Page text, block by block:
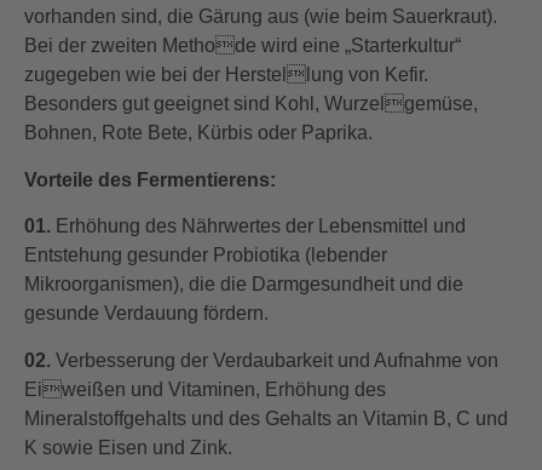
vorhanden sind, die Gärung aus (wie beim Sauerkraut).
Bei der zweiten Methode wird eine „Starterkultur“
zugegeben wie bei der Herstellung von Kefir.
Besonders gut geeignet sind Kohl, Wurzelgemüse,
Bohnen, Rote Bete, Kürbis oder Paprika.
Vorteile des Fermentierens:
01. Erhöhung des Nährwertes der Lebensmittel und
Entstehung gesunder Probiotika (lebender
Mikroorganismen), die die Darmgesundheit und die
gesunde Verdauung fördern.
02. Verbesserung der Verdaubarkeit und Aufnahme von
Eiweißen und Vitaminen, Erhöhung des
Mineralstoffgehalts und des Gehalts an Vitamin B, C und
K sowie Eisen und Zink.